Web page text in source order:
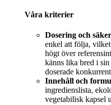
Våra kriterier
Dosering och
enkel att följa,
högt över
känns lika bred i
doserade
Innehåll och
ingredienslista,
vegetabilisk kapsel